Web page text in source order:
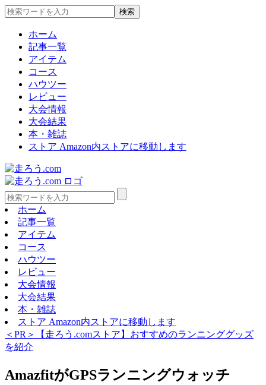
ホーム
記事一覧
アイテム
コース
ハウツー
レビュー
大会情報
大会結果
本・雑誌
ストア Amazon内ストアに移動します
ホーム
記事一覧
アイテム
コース
ハウツー
レビュー
大会情報
大会結果
本・雑誌
ストア Amazon内ストアに移動します
＜PR＞【走ろう.comストア】おすすめのランニンググッズ
を紹介
AmazfitがGPSランニングウォッチ